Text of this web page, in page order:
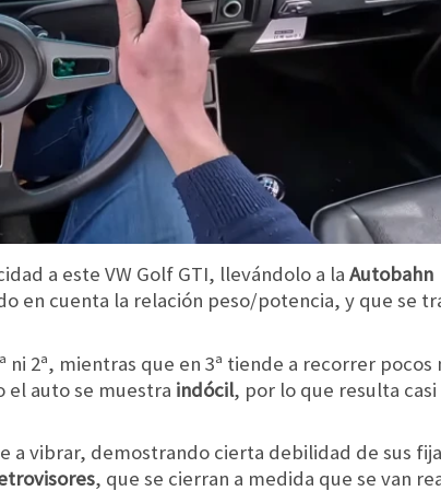
a este VW Golf GTI, llevándolo a la Autobahn
en cuenta la relación peso/potencia, y que se
2ª, mientras que en 3ª tiende a recorrer pocos
el auto se muestra indócil, por lo que resulta casi
a vibrar, demostrando cierta debilidad de sus
, que se cierran a medida que se van